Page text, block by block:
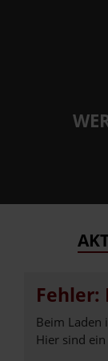
Fehler:
Beim Laden
Hier sind